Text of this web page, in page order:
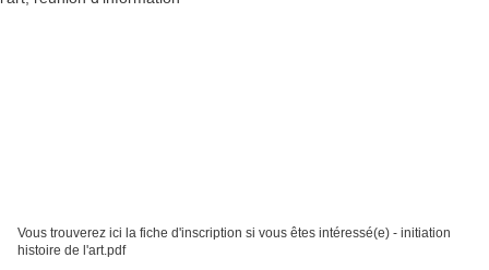
Vous trouverez ici la fiche d'inscription si vous êtes intéressé(e) - initiation
histoire de l'art.pdf